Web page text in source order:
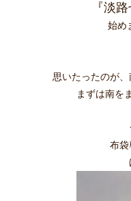
『淡
始め
思いたったのが
まずは南を
布袋